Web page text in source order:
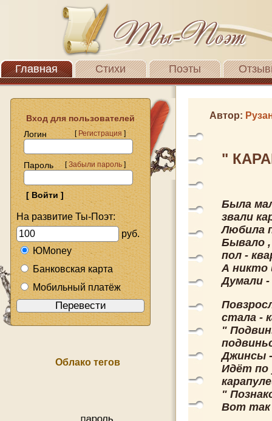
Главная Стихи Поэты
Вход для пользователей
Логин
[Регистрация]
Пароль [Забыли пароль]
На развитие Ты-Поэт:
руб.
ЮMoney
Банковская карта
Мобильный платёж
Облако тегов
Автор:
"
Была
звали
Любила
Бывало ,
пол -
А никто
Думали
стала -
"
Джинсы
Идёт по
"
Вот так